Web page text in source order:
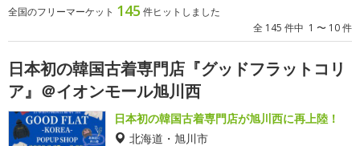
全国のフリーマーケット 145 件ヒットしました
全 145 件中 1 〜 10 件
日本初の韓国古着専門店『グッドフラットコリ
ア』＠イオンモール旭川西
日本初の韓国古着専門店が旭川西に再上陸！
北海道・旭川市